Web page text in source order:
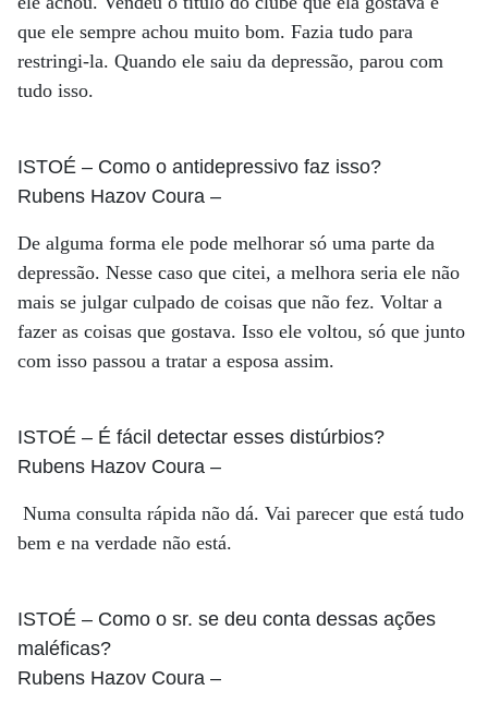
que ele sempre achou muito bom. Fazia tudo para
restringi-la. Quando ele saiu da depressão, parou com
tudo isso.
ISTOÉ – Como o antidepressivo faz isso?
Rubens Hazov Coura –
De alguma forma ele pode melhorar só uma parte da
depressão. Nesse caso que citei, a melhora seria ele não
mais se julgar culpado de coisas que não fez. Voltar a
fazer as coisas que gostava. Isso ele voltou, só que junto
com isso passou a tratar a esposa assim.
ISTOÉ – É fácil detectar esses distúrbios?
Rubens Hazov Coura –
Numa consulta rápida não dá. Vai parecer que está tudo
bem e na verdade não está.
ISTOÉ – Como o sr. se deu conta dessas ações
maléficas?
Rubens Hazov Coura –